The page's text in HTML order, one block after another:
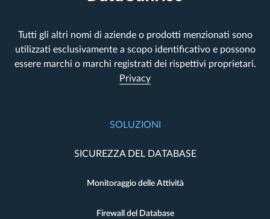
Tutti gli altri nomi di aziende o prodotti menzionati sono
utilizzati esclusivamente a scopo identificativo e possono
essere marchi o marchi registrati dei rispettivi proprietari.
Privacy
SOLUZIONI
SICUREZZA DEL DATABASE
Monitoraggio delle Attività
Firewall del Database